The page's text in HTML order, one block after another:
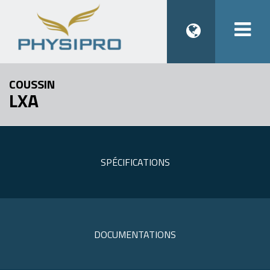
COUSSIN
LXA
SPÉCIFICATIONS
DOCUMENTATIONS